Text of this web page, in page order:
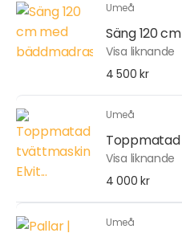
Umeå
Säng 120
Visa liknande
4 500 kr
Umeå
Toppmatad
Visa liknande
4 000 kr
Umeå